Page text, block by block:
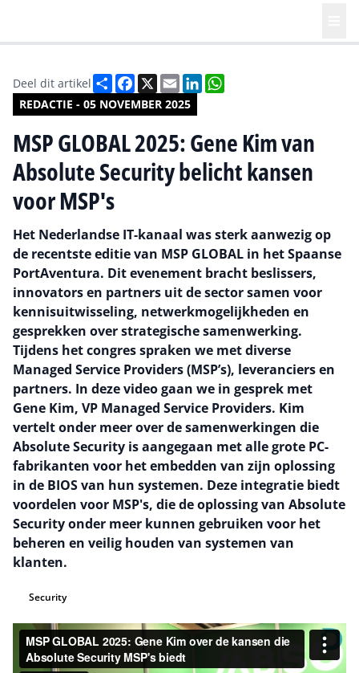
REDACTIE - 05 NOVEMBER 2025
Deel dit artikel DeelFacebook
X EmailLinkedIn
MSP GLOBAL 2025: Gene Kim van
Absolute Security belicht kansen
voor MSP's
Het Nederlandse IT-kanaal was sterk aanwezig op
de recentste editie van MSP GLOBAL in het Spaanse
PortAventura. Dit evenement bracht beslissers,
innovators en partners uit de sector samen voor
kennisuitwisseling, netwerkmogelijkheden en
gesprekken over strategische samenwerking.
Tijdens het congres spraken we met diverse
Managed Service Providers (MSP’s), leveranciers en
partners. In deze video gaan we in gesprek met
Gene Kim, VP Managed Service Providers. Kim
vertelt onder meer over de samenwerkingen die
Absolute Security is aangegaan met alle grote PC-
fabrikanten voor het embedden van zijn oplossing
in de BIOS van hun systemen. Deze integratie biedt
voordelen voor MSP's, die de oplossing van Absolute
Security onder meer kunnen gebruiken voor het
beheren en veilig houden van systemen van
klanten.
Security